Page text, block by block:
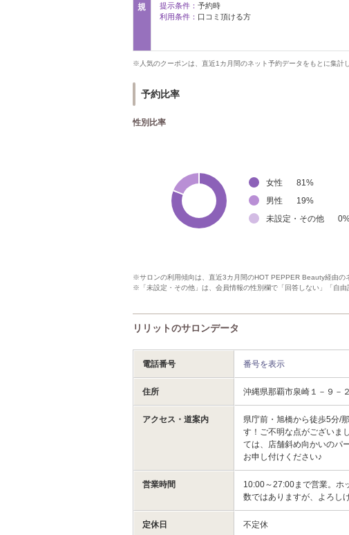
規
提示条件： 予約時
利用条件： 口コミ頂ける方
※人気のクーポンは、直近1カ月間のネット予約データをもとに集計
予約比率
性別比率
女性 81 %
男性
19%
未設定・その他
0
※サロンの利用傾向は、直近3カ月間のHOT PEPPER Beauty経由の
※「未設定・その他」は、会員情報の性別欄で「回答しない」「自由
リリットのサロンデータ
電話番号 番号を表示
住所 沖縄県那覇市泉崎１－９－
アクセス・道案内
県庁前・旭橋から徒歩5分/
す！ご不明な点がございま
ては、店舗斜め向かいのパ
お申し付けください♪
営業時間
10:00～27:00まで営業。ホ
数ではありますが、よろし
定休日 不定休